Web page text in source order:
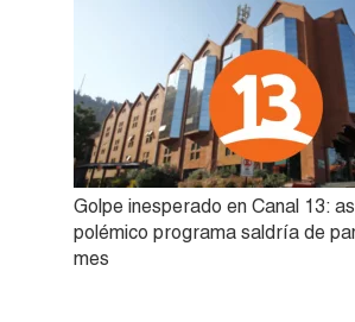
Golpe inesperado en Canal 13:
polémico programa saldría de
mes